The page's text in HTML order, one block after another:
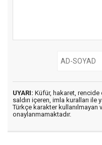
UYARI: Küfür, hakaret, rencide
saldırı içeren, imla kuralları ile
Türkçe karakter kullanılmayan
onaylanmamaktadır.